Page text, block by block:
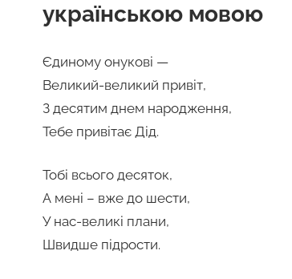
українською мовою
Єдиному онукові —
Великий-великий привіт,
З десятим днем народження,
Тебе привітає Дід.
Тобі всього десяток,
А мені – вже до шести,
У нас-великі плани,
Швидше підрости.